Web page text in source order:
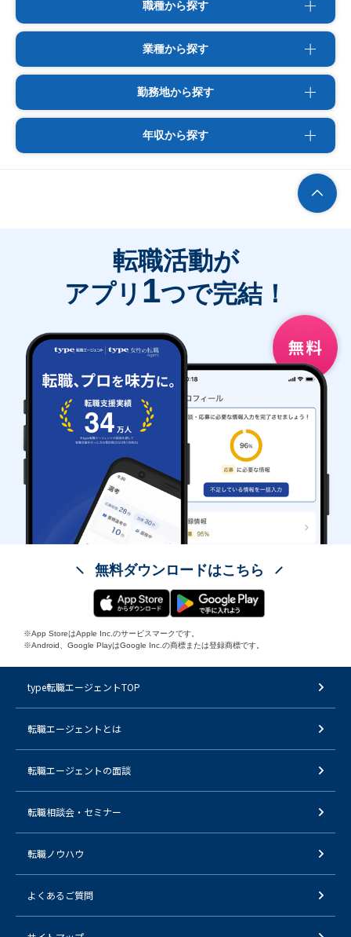
職種から探す
業種から探す
勤務地から探す
年収から探す
転職活動が
アプリ 1つで完結！
無料ダウンロードはこちら
※App StoreはApple Inc.のサービスマークです。
※Android、Google PlayはGoogle Inc.の商標または登録商標です。
type転職エージェントTOP
転職エージェントとは
転職エージェントの面談
転職相談会・セミナー
転職ノウハウ
よくあるご質問